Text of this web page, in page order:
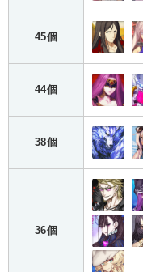
45個
44個
38個
36個